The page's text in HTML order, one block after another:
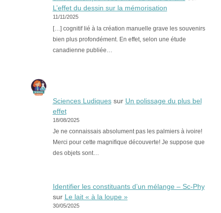
L’effet du dessin sur la mémorisation
11/11/2025
[…] cognitif lié à la création manuelle grave les souvenirs
bien plus profondément. En effet, selon une étude
canadienne publiée…
Sciences Ludiquessur Un polissage du plus bel
effet
18/08/2025
Je ne connaissais absolument pas les palmiers à ivoire!
Merci pour cette magnifique découverte! Je suppose que
des objets sont…
Identifier les constituants d’un mélange – Sc-Phy
sur Le lait « à la loupe »
30/05/2025